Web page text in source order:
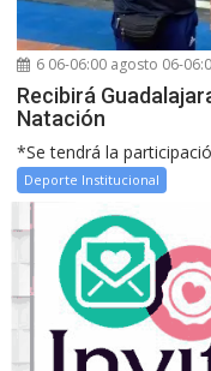
6 06-06:00 agosto 06-
Recibirá
Natación
*Se tendrá la
Deporte Institucional